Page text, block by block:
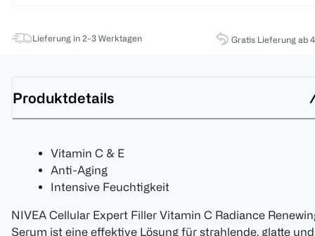
Lieferung in 2-3 Werktagen Gratis Lieferung ab
Produktdetails
Vitamin C & E
Anti-Aging
Intensive Feuchtigkeit
NIVEA Cellular Expert Filler Vitamin C Radiance
Serum ist eine effektive Lösung für strahlende, glatte und